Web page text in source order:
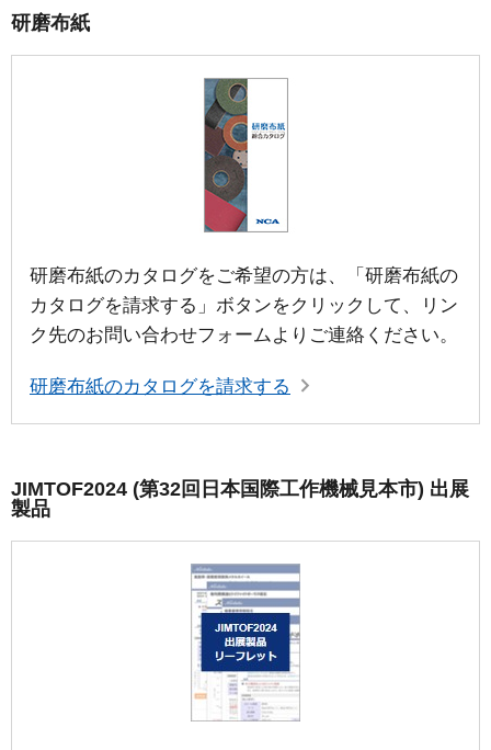
研磨布紙
研磨布紙のカタログをご希望の方は、「研磨布紙の
カタログを請求する」ボタンをクリックして、リン
ク先のお問い合わせフォームよりご連絡ください。
研磨布紙のカタログを請求する
JIMTOF2024 (第32回日本国際工作機械見本市) 出展
製品